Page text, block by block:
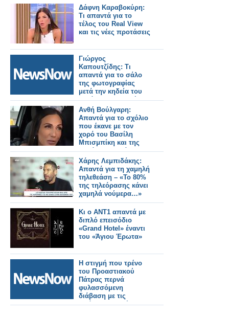
Δάφνη Καραβοκύρη:
Τι απαντά για το
τέλος του Real View
και τις νέες προτάσεις
Γιώργος
Καπουτζίδης: Τι
απαντά για το σάλο
της φωτογραφίας
μετά την κηδεία του
Γεράσιμου Μιχελή
Ανθή Βούλγαρη:
Απαντά για το σχόλιο
που έκανε με τον
χορό του Βασίλη
Μπισμπίκη και της
Δανάης Παππά -
"Είμαι ζηλιάρα! Αν
μου συνέβαινε αυτό
θα..."
Χάρης Λεμπιδάκης:
Απαντά για τη χαμηλή
τηλεθεάση – «Το 80%
της τηλεόρασης κάνει
χαμηλά νούμερα…»
Κι ο ΑΝΤ1 απαντά με
διπλό επεισόδιο
«Grand Hotel» έναντι
του «Άγιου Έρωτα»
Η στιγμή που τρένο
του Προαστιακού
Πάτρας περνά
φυλασσόμενη
διάβαση με τις
μπάρες ανοιχτές- Τι